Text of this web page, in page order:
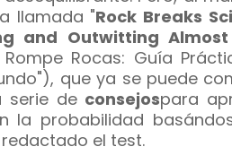
llamada "Rock Breaks
and Outwitting Almost
Rocas: Guía
que ya se puede
serie de consejospara
la probabilidad
el test.